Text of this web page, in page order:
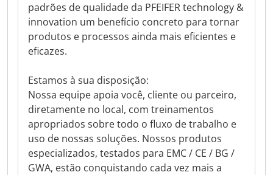
padrões de qualidade da PFEIFER technology &
innovation um benefício concreto para tornar
produtos e processos ainda mais eficientes e
eficazes.
Estamos à sua disposição:
Nossa equipe apoia você, cliente ou parceiro,
diretamente no local, com treinamentos
apropriados sobre todo o fluxo de trabalho e
uso de nossas soluções. Nossos produtos
especializados, testados para EMC / CE / BG /
GWA, estão conquistando cada vez mais a